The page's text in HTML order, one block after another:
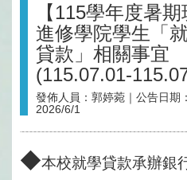
【115學年度暑期
進修學院學生「
貸款」相關事宜
(115.07.01-
發佈人員： 郭婷菀 ｜公告日期：
2026/6/1
◆本校就學貸款承辦銀